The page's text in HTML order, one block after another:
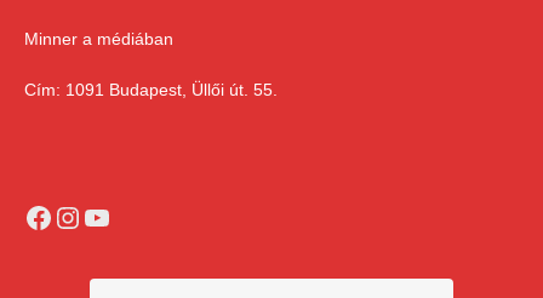
Minner a médiában
Cím: 1091 Budapest, Üllői út. 55.
Facebook
Instagram
YouTube